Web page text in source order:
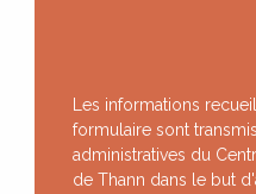
Les informations
formulaire sont
administratives du
de Thann dans le but